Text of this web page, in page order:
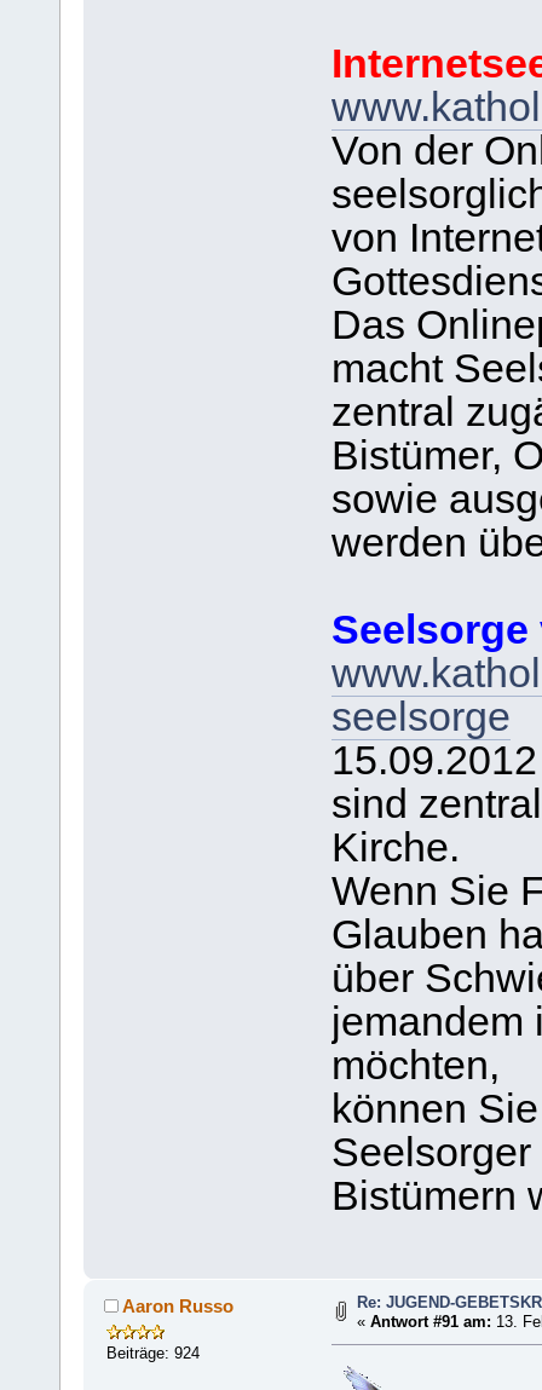
Von der
von
Das
macht
zentral
Bistümer,
sowie
werden
seelsorge
sind
Kirche.
Wenn Sie
Glauben
über
jemandem
möchten,
können
Bistümern
Aaron Russo
Beiträge: 924
Re: JUGEND-
«Antwort #91 am: 13.